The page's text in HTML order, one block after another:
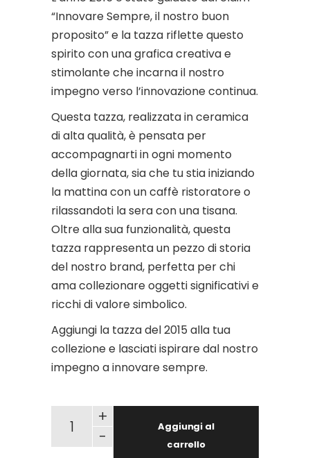
“Innovare Sempre, il nostro buon
proposito” e la tazza riflette questo
spirito con una grafica creativa e
stimolante che incarna il nostro
impegno verso l’innovazione continua.
Questa tazza, realizzata in ceramica
di alta qualità, è pensata per
accompagnarti in ogni momento
della giornata, sia che tu stia iniziando
la mattina con un caffè ristoratore o
rilassandoti la sera con una tisana.
Oltre alla sua funzionalità, questa
tazza rappresenta un pezzo di storia
del nostro brand, perfetta per chi
ama collezionare oggetti significativi e
ricchi di valore simbolico.
Aggiungi la tazza del 2015 alla tua
collezione e lasciati ispirare dal nostro
impegno a innovare sempre.
EC Mug - theme 2015 - Innovare sempre
-
+
Aggiungi al
carrello